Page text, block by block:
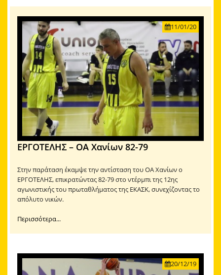
11/01/20
ΕΡΓΟΤΕΛΗΣ – ΟΑ Χανίων 82-79
Στην παράταση έκαμψε την αντίσταση του ΟΑ Χανίων ο
ΕΡΓΟΤΕΛΗΣ, επικρατώντας 82-79 στο ντέρμπι της 12ης
αγωνιστικής του πρωταθλήματος της ΕΚΑΣΚ, συνεχίζοντας το
απόλυτο νικών.
Περισσότερα...
20/12/19